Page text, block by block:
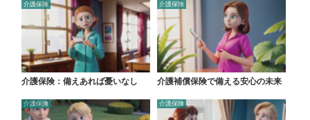
介護保険
介護保険：備えあれば憂いなし
介護保険
介護補償保険で備える安心の未来
介護保険 介護保険